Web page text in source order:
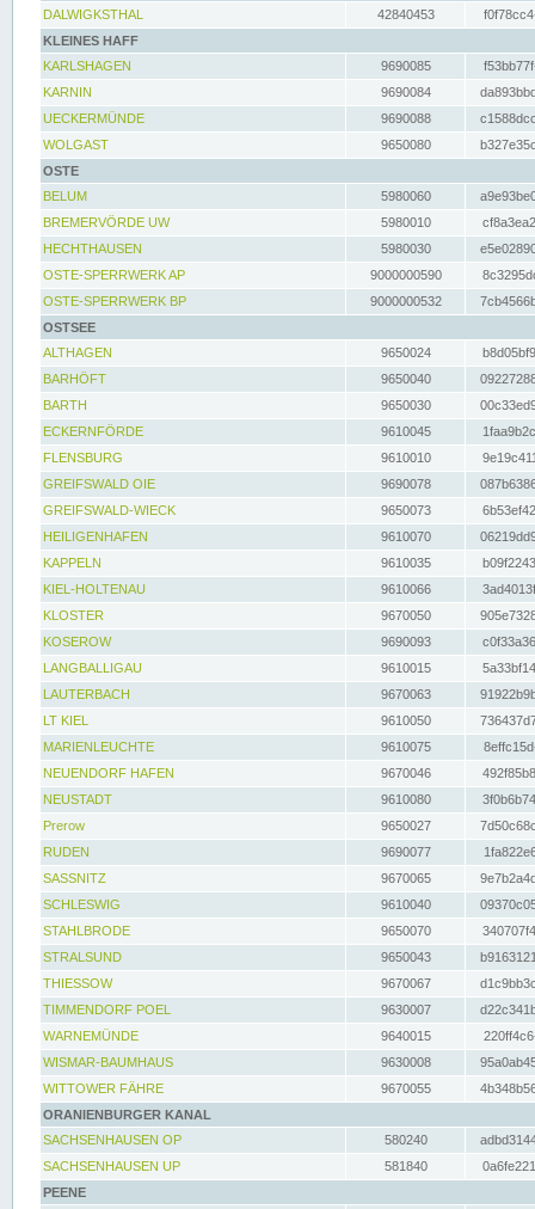
DALWIGKSTHAL
42840453
KLEINES HAFF
KARLSHAGEN
9690085
KARNIN
9690084
UECKERMÜNDE
9690088
WOLGAST
9650080
OSTE
BELUM
5980060
BREMERVÖRDE UW
5980010
HECHTHAUSEN
5980030
OSTE-SPERRWERK AP
9000000590
OSTE-SPERRWERK BP
9000000532
OSTSEE
ALTHAGEN
9650024
BARHÖFT
9650040
BARTH
9650030
ECKERNFÖRDE
9610045
FLENSBURG
9610010
GREIFSWALD OIE
9690078
GREIFSWALD-WIECK
9650073
HEILIGENHAFEN
9610070
KAPPELN
9610035
KIEL-HOLTENAU
9610066
KLOSTER
9670050
KOSEROW
9690093
LANGBALLIGAU
9610015
LAUTERBACH
9670063
LT KIEL
9610050
MARIENLEUCHTE
9610075
NEUENDORF HAFEN
9670046
NEUSTADT
9610080
Prerow
9650027
RUDEN
9690077
SASSNITZ
9670065
SCHLESWIG
9610040
STAHLBRODE
9650070
STRALSUND
9650043
THIESSOW
9670067
TIMMENDORF POEL
9630007
WARNEMÜNDE
9640015
WISMAR-BAUMHAUS
9630008
WITTOWER FÄHRE
9670055
ORANIENBURGER KANAL
SACHSENHAUSEN OP
580240
SACHSENHAUSEN UP
581840
PEENE